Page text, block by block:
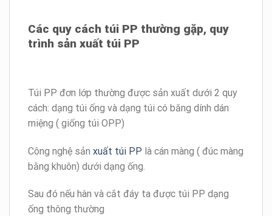
Các quy cách túi PP thường gặp, quy
trình sản xuất túi PP
Túi PP đơn lớp thường được sản xuất dưới 2 quy
cách: dạng túi ống và dạng túi có băng dính dán
miệng ( giống túi OPP)
Công nghệ sản xuất túi PP là cán màng ( đúc màng
bằng khuôn) dưới dạng ống.
Sau đó nếu hàn và cắt đáy ta được túi PP dạng
ống thông thường